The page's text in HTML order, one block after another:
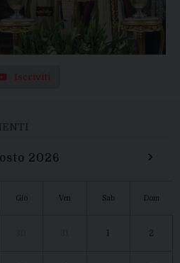
Iscriviti
2026 ›
Gio Ven Sab Dom
1 2